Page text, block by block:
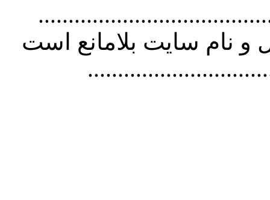
استفاده از
نام سايت بلامانع است